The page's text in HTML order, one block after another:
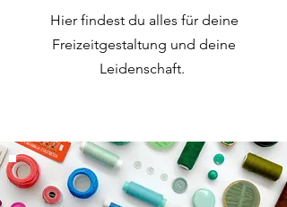
Hier findest du alles für deine
Freizeitgestaltung und deine
Leidenschaft.